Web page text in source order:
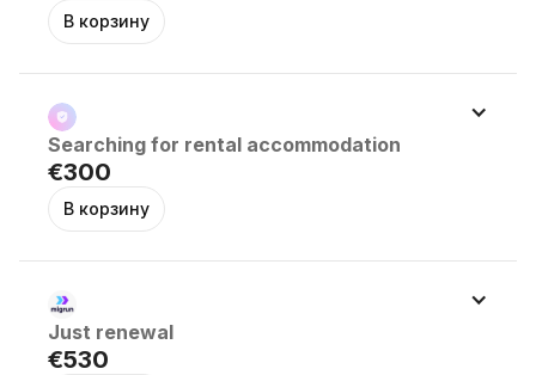
Searching for rental accommodation
€300
Just renewal
€530